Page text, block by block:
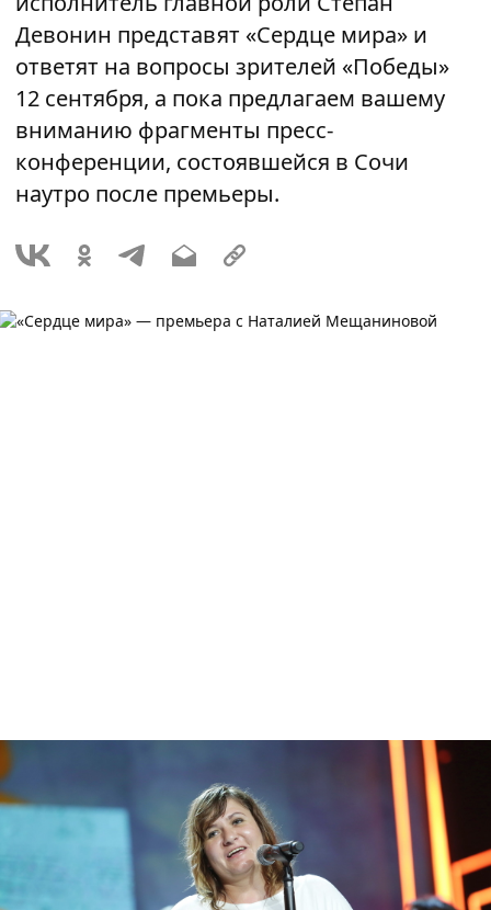
Девонин представят «Сердце мира» и
ответят на вопросы зрителей «Победы»
12 сентября, а пока предлагаем вашему
вниманию фрагменты пресс-
конференции, состоявшейся в Сочи
наутро после премьеры.